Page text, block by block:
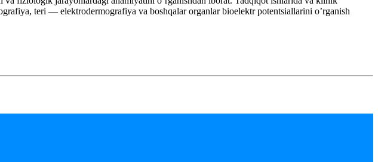
teri — elektrodermografiya va boshqalar organlar bioelektr potentsiallarini o’rganish